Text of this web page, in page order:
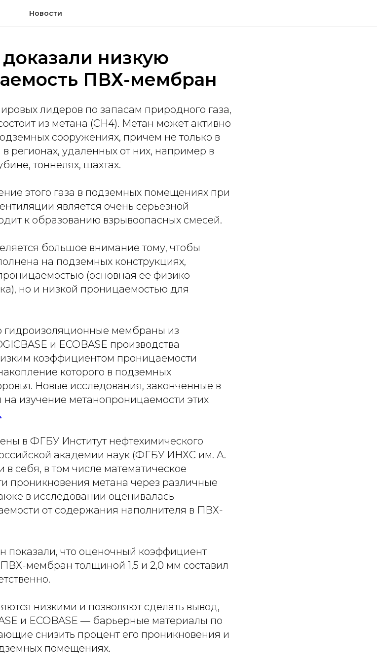
Новости
низкую
ПВХ-мембран
лидеров по запасам природного газа,
из метана (CH4). Метан может активно
сооружениях, причем не только в
регионах, удаленных от них, например в
тоннелях, шахтах.
этого газа в подземных помещениях при
является очень серьезной
к образованию взрывоопасных смесей.
большое внимание тому, чтобы
на подземных конструкциях,
(основная ее физико-
но и низкой проницаемостью для
гидроизоляционные мембраны из
и ECOBASE производства
коэффициентом проницаемости
которого в подземных
Новые исследования, законченные в
изучение метанопроницаемости этих
в ФГБУ Институт нефтехимического
академии наук (ФГБУ ИНХС им. А.
себя, в том числе математическое
проникновения метана через различные
в исследовании оценивалась
от содержания наполнителя в ПВХ-
что оценочный коэффициент
мембран толщиной 1,5 и 2,0 мм составил
низкими и позволяют сделать вывод,
и ECOBASE — барьерные материалы по
снизить процент его проникновения и
помещениях.